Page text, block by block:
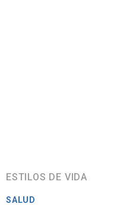
ESTILOS DE VIDA
SALUD